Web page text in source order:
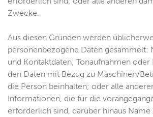
Zwecke.
Aus diesen Gründen werden
personenbezogene Daten gesammelt:
und Kontaktdaten; Tonaufnahmen oder
den Daten mit Bezug zu Maschinen/
die Person beinhalten; oder alle
Informationen, die für die
erforderlich sind, darüber hinaus Name